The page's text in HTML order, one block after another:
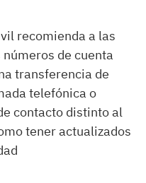
recomienda a las
de cuenta
transferencia de
telefónica o
contacto distinto al
tener actualizados